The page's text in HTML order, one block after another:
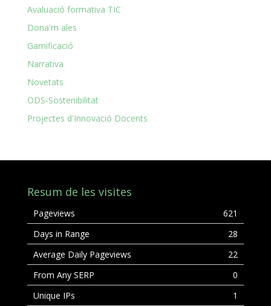
Avaluació formativa TIC
Dona'm ales
Gamificació
Narrativa
Novetats
ODS-Sostenibilitat
Projectes d'Innovació Docents
Resum de les visites
Pageviews
621
Days in Range
28
Average Daily Pageviews
22
From Any SERP
0
Unique IPs
1